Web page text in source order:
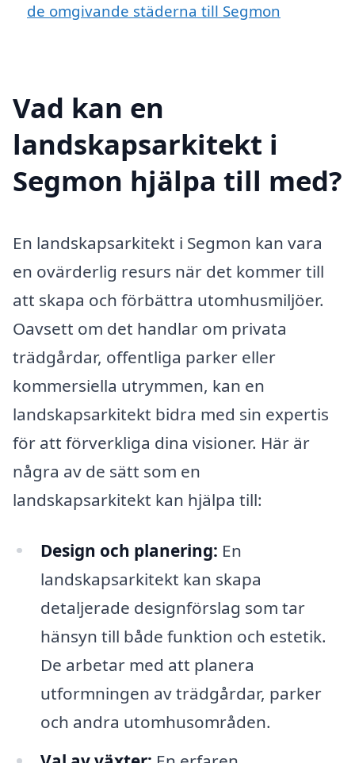
de omgivande städerna till Segmon
Vad kan en
landskapsarkitekt i
Segmon hjälpa till med?
En landskapsarkitekt i Segmon kan vara
en ovärderlig resurs när det kommer till
att skapa och förbättra utomhusmiljöer.
Oavsett om det handlar om privata
trädgårdar, offentliga parker eller
kommersiella utrymmen, kan en
landskapsarkitekt bidra med sin expertis
för att förverkliga dina visioner. Här är
några av de sätt som en
landskapsarkitekt kan hjälpa till:
Design och planering: En
landskapsarkitekt kan skapa
detaljerade designförslag som tar
hänsyn till både funktion och estetik.
De arbetar med att planera
utformningen av trädgårdar, parker
och andra utomhusområden.